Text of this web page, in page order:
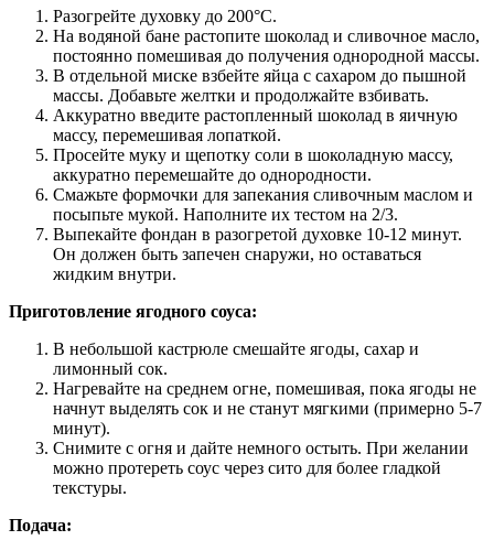
Разогрейте духовку до 200°C.
На водяной бане растопите шоколад и сливочное масло,
постоянно помешивая до получения однородной массы.
В отдельной миске взбейте яйца с сахаром до пышной
массы. Добавьте желтки и продолжайте взбивать.
Аккуратно введите растопленный шоколад в яичную
массу, перемешивая лопаткой.
Просейте муку и щепотку соли в шоколадную массу,
аккуратно перемешайте до однородности.
Смажьте формочки для запекания сливочным маслом и
посыпьте мукой. Наполните их тестом на 2/3.
Выпекайте фондан в разогретой духовке 10-12 минут.
Он должен быть запечен снаружи, но оставаться
жидким внутри.
Приготовление ягодного соуса:
В небольшой кастрюле смешайте ягоды, сахар и
лимонный сок.
Нагревайте на среднем огне, помешивая, пока ягоды не
начнут выделять сок и не станут мягкими (примерно 5-7
минут).
Снимите с огня и дайте немного остыть. При желании
можно протереть соус через сито для более гладкой
текстуры.
Подача: